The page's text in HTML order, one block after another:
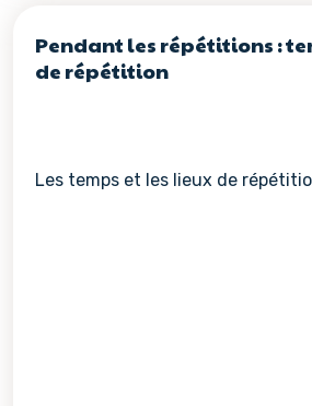
Pendant les répétitions :
de répétition
Les temps et les lieux de